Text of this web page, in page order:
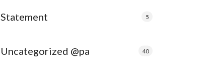
Statement 5
Uncategorized @pa 40